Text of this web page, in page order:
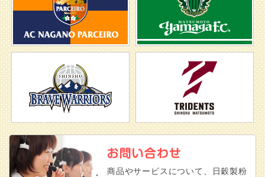
商品やサービスについて、日穀製粉